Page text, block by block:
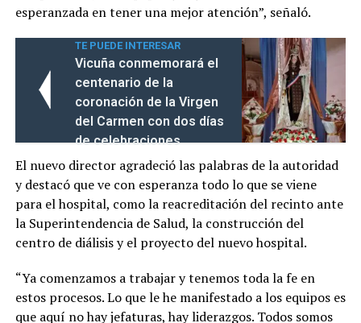
esperanzada en tener una mejor atención”, señaló.
TE PUEDE INTERESAR
Vicuña conmemorará el
centenario de la
coronación de la Virgen
del Carmen con dos días
de celebraciones
El nuevo director agradeció las palabras de la autoridad
y destacó que ve con esperanza todo lo que se viene
para el hospital, como la reacreditación del recinto ante
la Superintendencia de Salud, la construcción del
centro de diálisis y el proyecto del nuevo hospital.
“Ya comenzamos a trabajar y tenemos toda la fe en
estos procesos. Lo que le he manifestado a los equipos es
que aquí no hay jefaturas, hay liderazgos. Todos somos